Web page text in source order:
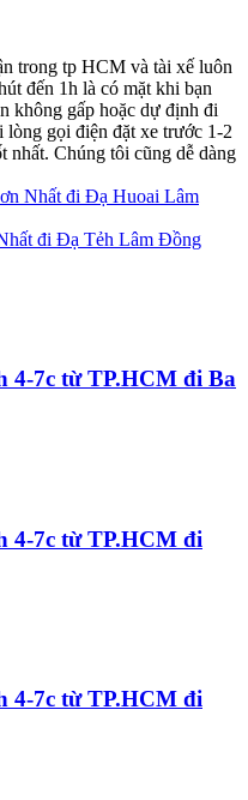
trong tp HCM và tài xế luôn
đến 1h là có mặt khi bạn
không gấp hoặc dự định đi
gọi điện đặt xe trước 1-2
nhất. Chúng tôi cũng dễ dàng
Nhất đi Đạ Huoai Lâm
đi Đạ Tẻh Lâm Đồng
4-7c từ TP.HCM đi Ba
4-7c từ TP.HCM đi
4-7c từ TP.HCM đi